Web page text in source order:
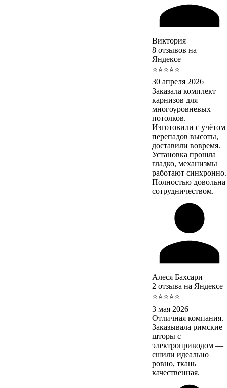
Виктория
8 отзывов на
Яндексе
⭐⭐⭐⭐⭐
30 апреля 2026
Заказала комплект
карнизов для
многоуровневых
потолков.
Изготовили с учётом
перепадов высоты,
доставили вовремя.
Установка прошла
гладко, механизмы
работают синхронно.
Полностью довольна
сотрудничеством.
Алеся Бахсари
2 отзыва на Яндексе
⭐⭐⭐⭐⭐
3 мая 2026
Отличная компания.
Заказывала римские
шторы с
электроприводом —
сшили идеально
ровно, ткань
качественная.